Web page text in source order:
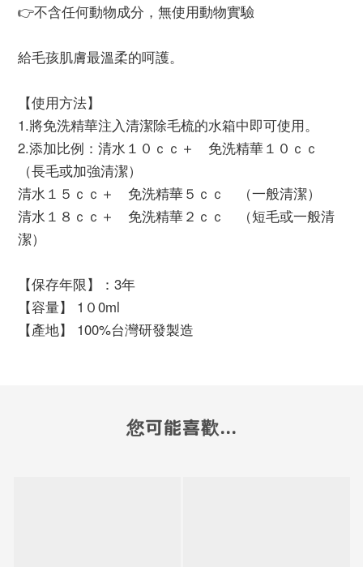
👉不含任何動物成分，無使用動物實驗
給毛孩肌膚最溫柔的呵護。
【使用方法】
1.將免洗精華注入清潔除毛梳的水箱中即可使用。
2.添加比例：清水１０ｃｃ＋ 免洗精華１０ｃｃ
（長毛或加強清潔）
清水１５ｃｃ＋ 免洗精華５ｃｃ （一般清潔）
清水１８ｃｃ＋ 免洗精華２ｃｃ （短毛或一般清
潔）
【保存年限】：3年
【容量】 1０0ml
【產地】 100%台灣研發製造
您可能喜歡...